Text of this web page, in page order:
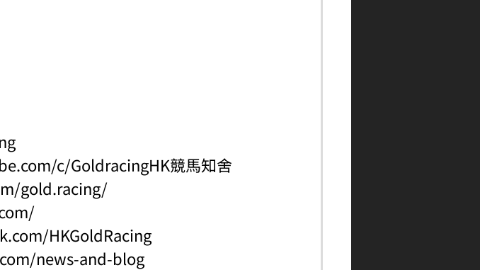
c/GoldracingHK競馬知舍
gold.racing/
HKGoldRacing
news-and-blog